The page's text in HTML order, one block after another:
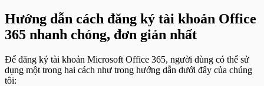
Hướng dẫn cách đăng ký tài khoản Office
365 nhanh chóng, đơn giản nhất
Để đăng ký tài khoản Microsoft Office 365, người dùng có thể sử
dụng một trong hai cách như trong hướng dẫn dưới đây của chúng
tôi: